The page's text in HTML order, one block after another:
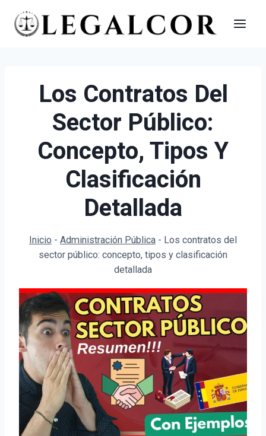
Saltar
Los Contratos Del
Sector Público:
Concepto, Tipos Y
Clasificación
Detallada
Inicio - Administración Pública - Los contratos del
sector público: concepto, tipos y clasificación
detallada